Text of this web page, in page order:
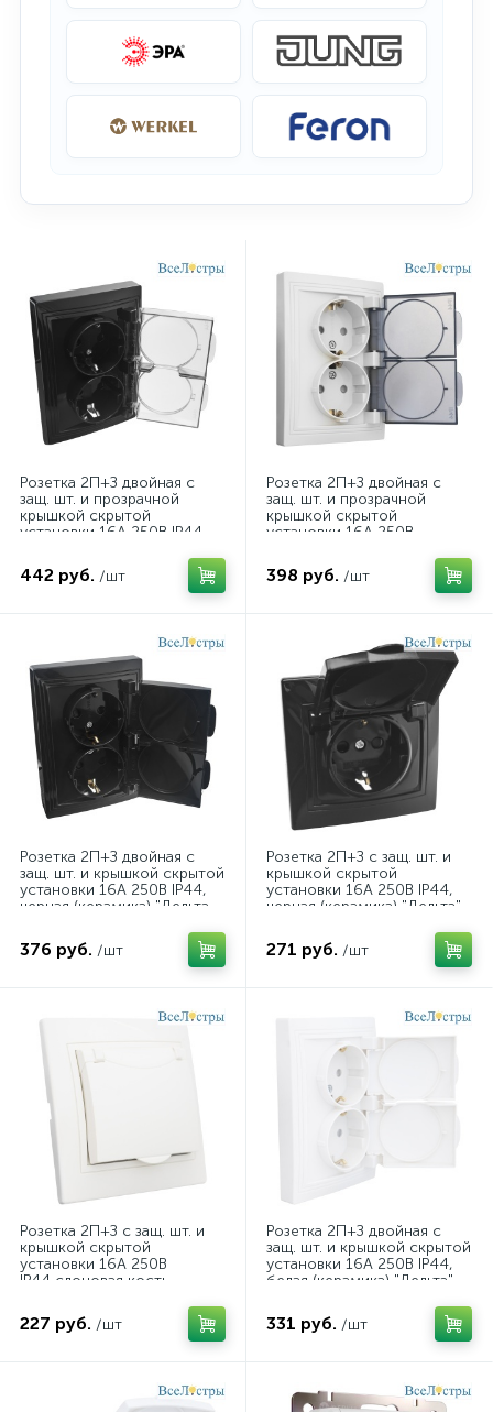
Розетка 2П+З двойная с
защ. шт. и прозрачной
крышкой скрытой
установки 16А 250В IP44,
442 руб. /шт
Розетка 2П+З двойная с
защ. шт. и прозрачной
крышкой скрытой
установки 16А 250В
398 руб. /шт
Розетка 2П+З двойная с
защ. шт. и крышкой скрытой
установки 16А 250В IP44,
черная (керамика) "Дельта
376 руб. /шт
Розетка 2П+З с защ. шт. и
крышкой скрытой
установки 16А 250В IP44,
черная (керамика) "Дельта"
271 руб. /шт
Розетка 2П+З с защ. шт. и
крышкой скрытой
установки 16А 250В
IP44,слоновая кость
227 руб. /шт
Розетка 2П+З двойная с
защ. шт. и крышкой скрытой
установки 16А 250В IP44,
белая (керамика) "Дельта"
331 руб. /шт